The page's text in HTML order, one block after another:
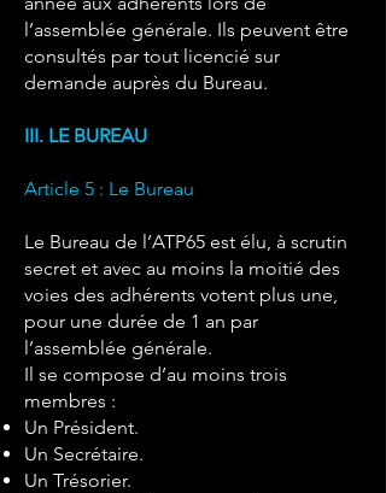
l’assemblée générale. Ils peuvent être
consultés par tout licencié sur
demande auprès du Bureau.
III. LE BUREAU
Article 5 : Le Bureau
Le Bureau de l’ATP65 est élu, à scrutin
secret et avec au moins la moitié des
voies des adhérents votent plus une,
pour une durée de 1 an par
l’assemblée générale.
Il se compose d’au moins trois
membres :
Un Président.
Un Secrétaire.
Un Trésorier.